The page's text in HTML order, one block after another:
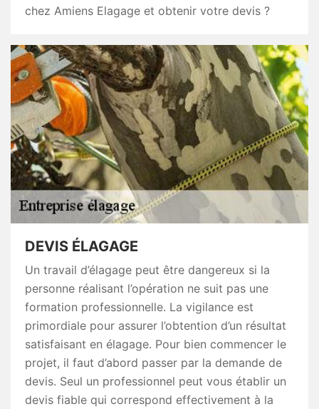
chez Amiens Elagage et obtenir votre devis ?
DEVIS ÉLAGAGE
Un travail d’élagage peut être dangereux si la
personne réalisant l’opération ne suit pas une
formation professionnelle. La vigilance est
primordiale pour assurer l’obtention d’un résultat
satisfaisant en élagage. Pour bien commencer le
projet, il faut d’abord passer par la demande de
devis. Seul un professionnel peut vous établir un
devis fiable qui correspond effectivement à la